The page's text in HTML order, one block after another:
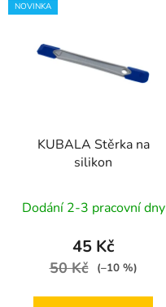
NOVINKA
KUBALA Stěrka na
silikon
Dodání 2-3 pracovní dny
45 Kč
50 Kč (–10 %)